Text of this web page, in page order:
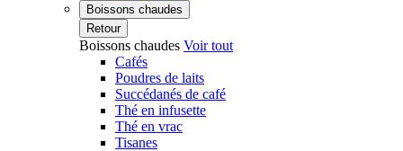
Boissons chaudes
Retour
Boissons chaudes Voir tout
Cafés
Poudres de laits
Succédanés de café
Thé en infusette
Thé en vrac
Tisanes